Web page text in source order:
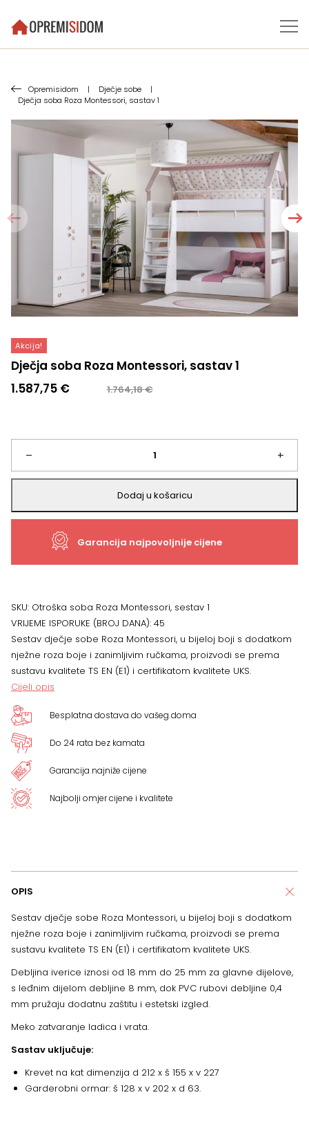
Opremisidom | Dječje sobe
|
Dječja soba Roza Montessori, sastav 1
Akcija!
Dječja soba Roza Montessori, sastav 1
1.764,18€
Izvorna
je:
1.764,18 €.
1.587,75 €
Trenutna
1.587,75 €.
–
Dječja
soba
Roza
Montessori,
1
+
Dodaj u košaricu
Garancija najpovoljnije cijene
SKU: Otroška soba Roza Montessori, sestav 1
VRIJEME ISPORUKE (BROJ DANA): 45
Sestav dječje sobe Roza Montessori, u bijeloj boji s dodatkom
nježne roza boje i zanimljivim ručkama, proizvodi se prema
sustavu kvalitete TS EN (E1) i certifikatom kvalitete UKS.
Cijeli opis
Besplatna dostava do vašeg doma
Do 24 rata bez kamata
Garancija najniže cijene
Najbolji omjer cijene i kvalitete
OPIS
Sestav dječje sobe Roza Montessori, u bijeloj boji s dodatkom
nježne roza boje i zanimljivim ručkama, proizvodi se prema
sustavu kvalitete TS EN (E1) i certifikatom kvalitete UKS.
Debljina iverice iznosi od 18 mm do 25 mm za glavne dijelove,
s leđnim dijelom debljine 8 mm, dok PVC rubovi debljine 0,4
mm pružaju dodatnu zaštitu i estetski izgled.
Meko zatvaranje ladica i vrata.
Sastav uključuje:
Krevet na kat dimenzija d 212 x š 155 x v 227
Garderobni ormar: š 128 x v 202 x d 63.